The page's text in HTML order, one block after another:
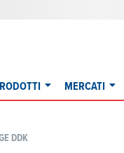
MERCATI
DDK